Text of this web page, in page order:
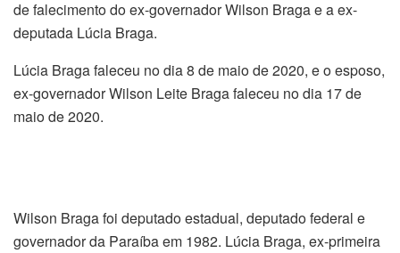
de falecimento do ex-governador Wilson Braga e a ex-
deputada Lúcia Braga.
Lúcia Braga faleceu no dia 8 de maio de 2020, e o esposo,
ex-governador Wilson Leite Braga faleceu no dia 17 de
maio de 2020.
Wilson Braga foi deputado estadual, deputado federal e
governador da Paraíba em 1982. Lúcia Braga, ex-primeira